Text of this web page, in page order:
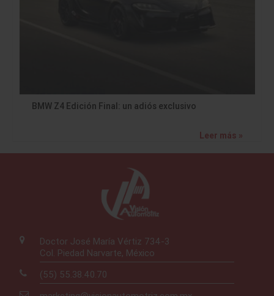
BMW Z4 Edición Final: un adiós exclusivo
Leer más »
Doctor José María Vértiz 734-3
Col. Piedad Narvarte, México
(55) 55.38.40.70